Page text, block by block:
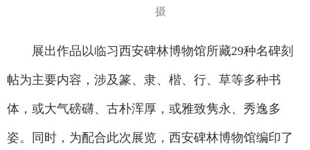
摄
展出作品以临习西安碑林博物馆所藏29种名碑刻
帖为主要内容，涉及篆、隶、楷、行、草等多种书
体，或大气磅礴、古朴浑厚，或雅致隽永、秀逸多
姿。同时，为配合此次展览，西安碑林博物馆编印了